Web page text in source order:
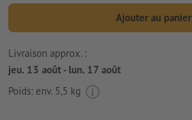
Ajouter au panier
Livraison approx. :
jeu. 13 août - lun. 17 août
Poids: env. 5,5 kg